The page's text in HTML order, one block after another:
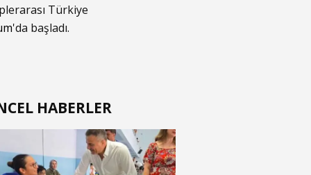
Türkiye
'da başladı.
HABERLER